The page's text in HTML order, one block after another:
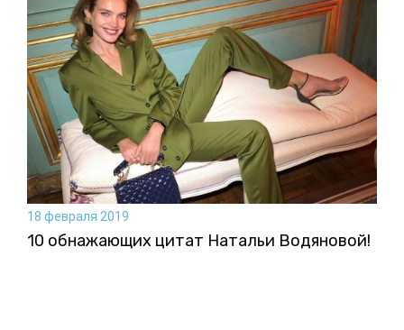
18 февраля 2019
10 обнажающих цитат Натальи Водяновой!